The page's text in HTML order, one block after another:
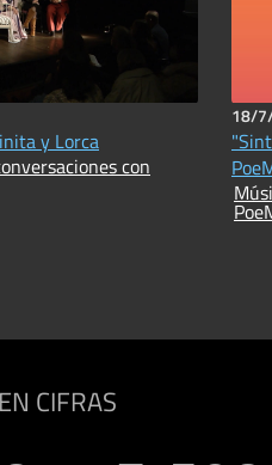
y Lorca
con
18/
CIFRAS